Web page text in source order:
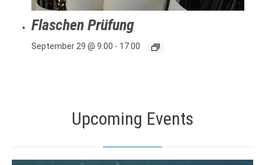
Flaschen Prüfung
September 29 @ 9:00 - 17:00
Upcoming Events